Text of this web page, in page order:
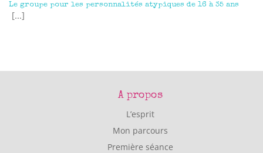
Le groupe pour les personnalités atypiques de 16 à 35 ans
[...]
A propos
L’esprit
Mon parcours
Première séance